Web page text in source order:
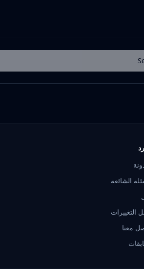
الشائعة
التغييرات
معنا